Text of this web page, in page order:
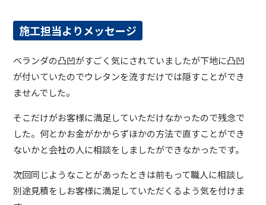
施工担当よりメッセージ
ベランダの凸凹がすごく気にされていましたが下地に凸凹
が付いていたのでウレタンを流すだけでは隠すことができ
ませんでした。
そこだけがお客様に満足していただけなかったので残念で
した。何とかお金がかからずほかの方法で直すことができ
ないかと会社の人に相談をしましたができなかったです。
次回同じようなことがあったときは前もって職人に相談し
別途見積をしお客様に満足していただくるよう気を付けま